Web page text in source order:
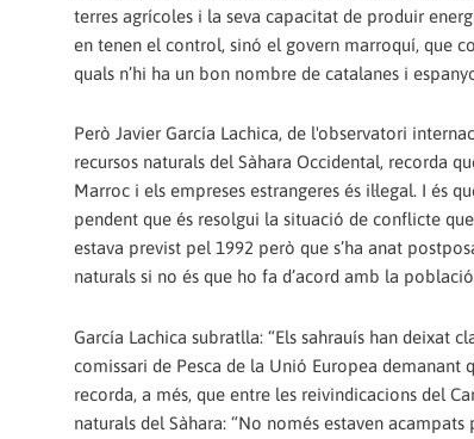
terres agrícoles i la seva capacitat de produir
en tenen el control, sinó el govern marroquí, que
quals n’hi ha un bon nombre de catalanes i
Però Javier García Lachica, de l'observatori
recursos naturals del Sàhara Occidental, recorda
Marroc i els empreses estrangeres és il·legal. I és
pendent que és resolgui la situació de conflicte
estava previst pel 1992 però que s’ha anat
naturals si no és que ho fa d’acord amb la
García Lachica subratlla: “Els sahrauís han deixat
comissari de Pesca de la Unió Europea demanant
recorda, a més, que entre les reivindicacions del
naturals del Sàhara: “No només estaven